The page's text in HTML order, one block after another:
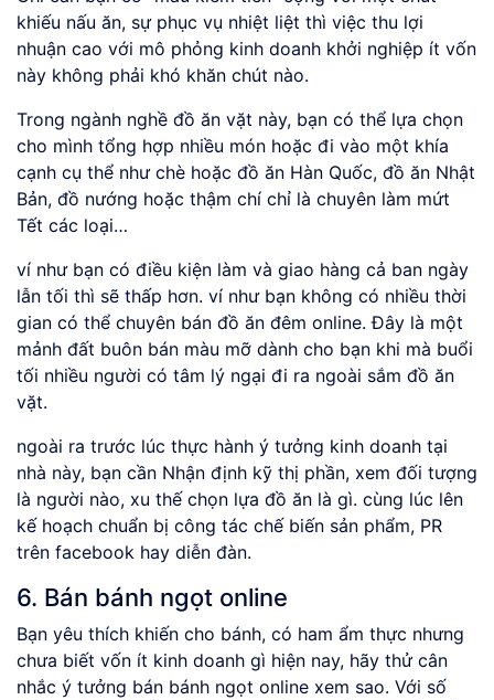
khiếu nấu ăn, sự phục vụ nhiệt liệt thì việc thu lợi
nhuận cao với mô phỏng kinh doanh khởi nghiệp ít vốn
này không phải khó khăn chút nào.
Trong ngành nghề đồ ăn vặt này, bạn có thể lựa chọn
cho mình tổng hợp nhiều món hoặc đi vào một khía
cạnh cụ thể như chè hoặc đồ ăn Hàn Quốc, đồ ăn Nhật
Bản, đồ nướng hoặc thậm chí chỉ là chuyên làm mứt
Tết các loại…
ví như bạn có điều kiện làm và giao hàng cả ban ngày
lẫn tối thì sẽ thấp hơn. ví như bạn không có nhiều thời
gian có thể chuyên bán đồ ăn đêm online. Đây là một
mảnh đất buôn bán màu mỡ dành cho bạn khi mà buổi
tối nhiều người có tâm lý ngại đi ra ngoài sắm đồ ăn
vặt.
ngoài ra trước lúc thực hành ý tưởng kinh doanh tại
nhà này, bạn cần Nhận định kỹ thị phần, xem đối tượng
là người nào, xu thế chọn lựa đồ ăn là gì. cùng lúc lên
kế hoạch chuẩn bị công tác chế biến sản phẩm, PR
trên facebook hay diễn đàn.
6. Bán bánh ngọt online
Bạn yêu thích khiến cho bánh, có ham ẩm thực nhưng
chưa biết vốn ít kinh doanh gì hiện nay, hãy thử cân
nhắc ý tưởng bán bánh ngọt online xem sao. Với số